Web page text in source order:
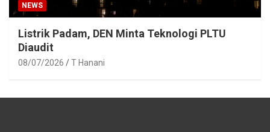
NEWS
Listrik Padam, DEN Minta Teknologi PLTU
Diaudit
08/07/2026 T Hanani